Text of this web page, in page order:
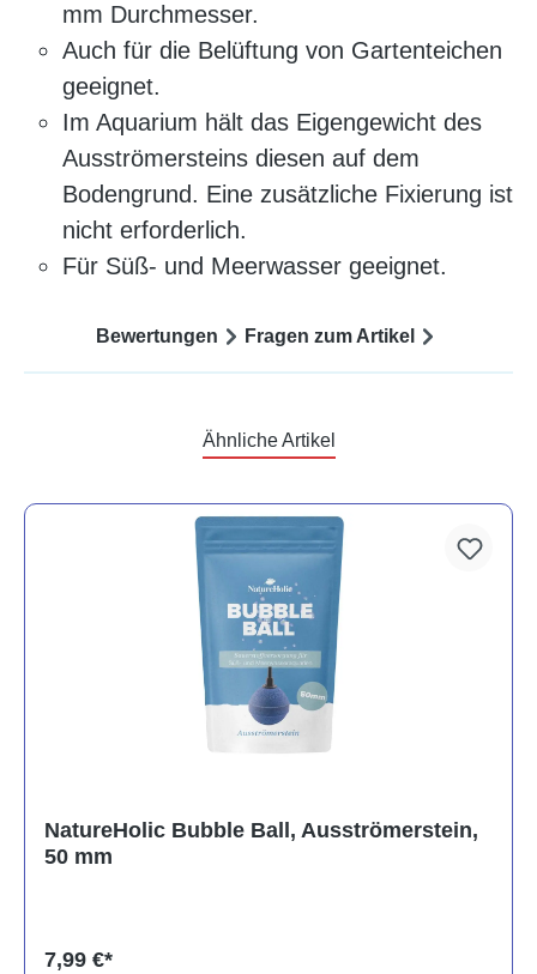
mm Durchmesser.
Auch für die Belüftung von Gartenteichen
geeignet.
Im Aquarium hält das Eigengewicht des
Ausströmersteins diesen auf dem
Bodengrund. Eine zusätzliche Fixierung ist
nicht erforderlich.
Für Süß- und Meerwasser geeignet.
Bewertungen Fragen zum Artikel
Ähnliche Artikel
NatureHolic Bubble Ball, Ausströmerstein,
50 mm
7,99 €*